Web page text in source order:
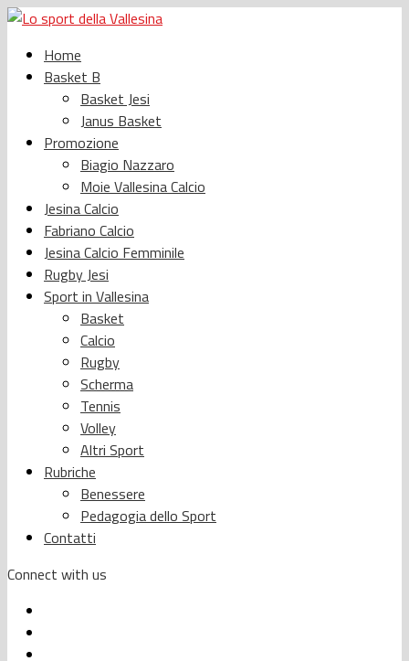
Home
Basket B
Basket Jesi
Janus Basket
Promozione
Biagio Nazzaro
Moie Vallesina Calcio
Jesina Calcio
Fabriano Calcio
Jesina Calcio Femminile
Rugby Jesi
Sport in Vallesina
Basket
Calcio
Rugby
Scherma
Tennis
Volley
Altri Sport
Rubriche
Benessere
Pedagogia dello Sport
Contatti
Connect with us